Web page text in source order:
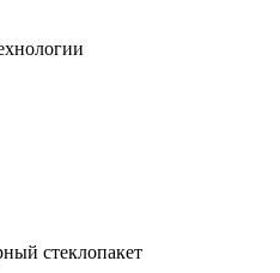
стеклопакет